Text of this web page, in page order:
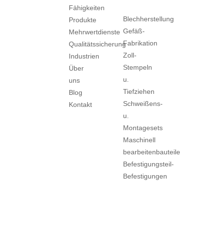
Fähigkeiten
Produkte
Mehrwertdienste
Qualitätssicherung
Industrien
Über
uns
Blog
Kontakt
Blechherstellung
Gefäß-
Fabrikation
Zoll-
Stempeln
u.
Tiefziehen
Schweißens-
u.
Montagesets
Maschinell
bearbeitenbauteile
Befestigungsteil-
Befestigungen